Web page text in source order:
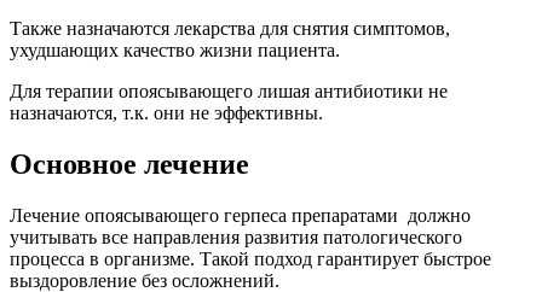
Также назначаются лекарства для снятия симптомов,
ухудшающих качество жизни пациента.
Для терапии опоясывающего лишая антибиотики не
назначаются, т.к. они не эффективны.
Основное лечение
Лечение опоясывающего герпеса препаратами должно
учитывать все направления развития патологического
процесса в организме. Такой подход гарантирует быстрое
выздоровление без осложнений.